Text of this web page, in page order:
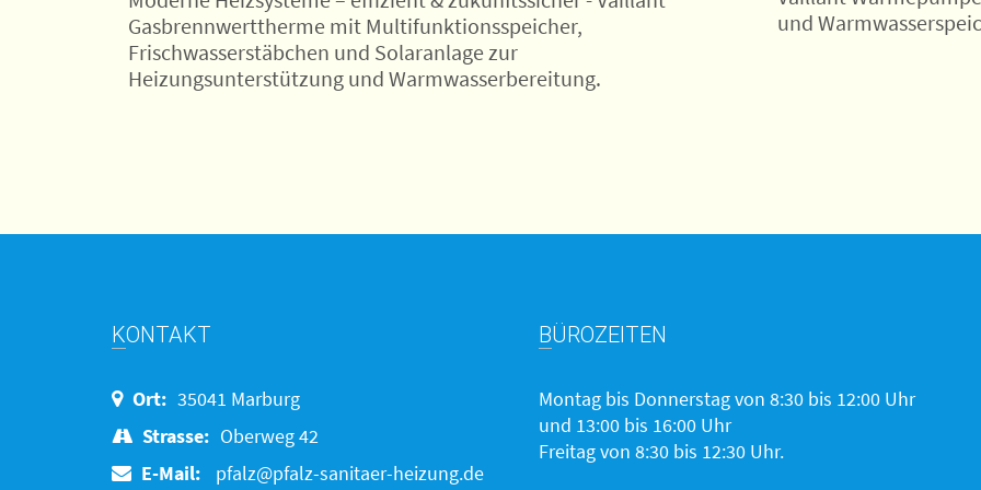
Gasbrennwerttherme mit Multifunktionsspeicher,
Frischwasserstäbchen und Solaranlage zur
Heizungsunterstützung und Warmwasserbereitung.
und
KONTAKT
Ort: 35041 Marburg
Strasse: Oberweg 42
E-Mail:
pfalz@pfalz-sanitaer-heizung.de
BÜROZEITEN
Montag bis Donnerstag von 8:30 bis 12:00 Uhr
und 13:00 bis 16:00 Uhr
Freitag von 8:30 bis 12:30 Uhr.